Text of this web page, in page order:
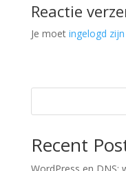
Reactie
Je moet ingelogd
Recent